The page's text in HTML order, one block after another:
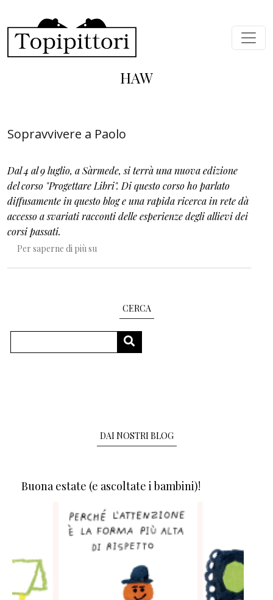
HAW
Sopravvivere a Paolo
Dal 4 al 9 luglio, a Sàrmede, si terrà una nuova edizione
del corso "Progettare Libri". Di questo corso ho parlato
diffusamente in questo blog e una rapida ricerca in rete dà
accesso a svariati racconti delle esperienze degli allievi dei
corsi passati.
Per saperne di più su
CERCA
CERCA
DAI NOSTRI BLOG
Buona estate (e ascoltate i bambini)!